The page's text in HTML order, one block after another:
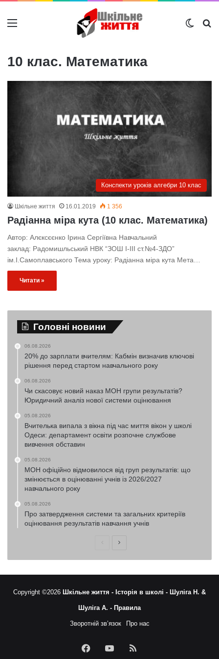
Меню
10 клас. Математика
Конспекти уроків алгебри 10 клас
Шкільне життя 16.01.2019 1 356
Радіанна міра кута (10 клас. Математика)
Автор: Алєксєєнко Ірина Сергіївна Навчальний
заклад: Радомишльський НВК “ЗОШ І-ІІІ ст.№4-ЗДО”
ім.І.Самоплавського Тема уроку: Радіанна міра кута Мета…
Читати »
Головні новини
06.08.2026
20% до зарплати вчителям: Кабмін визначив ключові
рішення перед стартом навчального року
06.08.2026
Чи скасовує новий наказ МОН групи результатів?
Юридичний аналіз нової системи оцінювання
05.08.2026
Вчителька випала з вікна під час миття вікон у школі
Одеси: департамент освіти розпочне службове
вивчення обставин
05.08.2026
МОН офіційно відмовилося від груп результатів: що
змінюється в оцінюванні учнів із 2026/2027
навчального року
05.08.2026
Про затвердження системи та загальних критеріїв
оцінювання результатів навчання учнів
ПопередняНаступна
Copyright ©2026 Шкільне життя - Історія в школі - Шуліга Н. &
Шуліга А. - Правила
Зворотній зв’язок Про нас
FacebookYouTubeRSS